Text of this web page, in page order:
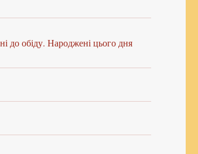
до обіду. Народжені цього дня